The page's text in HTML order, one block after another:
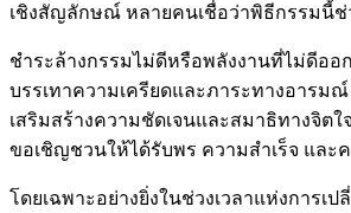
เชิงสัญลักษณ์ หลายคนเชื่อว่าพิธีกรรมนี้ช่
ชำระล้างกรรมไม่ดีหรือพลังงานที่ไม่ดีออ
บรรเทาความเครียดและภาระทางอารมณ์
เสริมสร้างความชัดเจนและสมาธิทางจิตใจ
ขอเชิญชวนให้ได้รับพร ความสำเร็จ และ
โดยเฉพาะอย่างยิ่งในช่วงเวลาแห่งการเป